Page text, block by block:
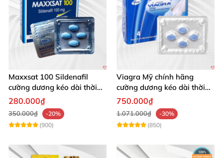
Maxxsat 100 Sildenafil
cường dương kéo dài thời
gian cho nam
280.000₫
350.000₫
-20%
(900)
Viagra Mỹ chính hãng
cường dương kéo dài thời
gian nhập khẩu
750.000₫
1.071.000₫
-30%
(850)